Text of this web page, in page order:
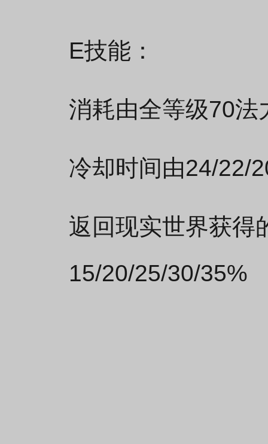
E技能：
消耗由全等级70
冷却时间由24/22/
返回现实世界获得
15/20/25/30/35%